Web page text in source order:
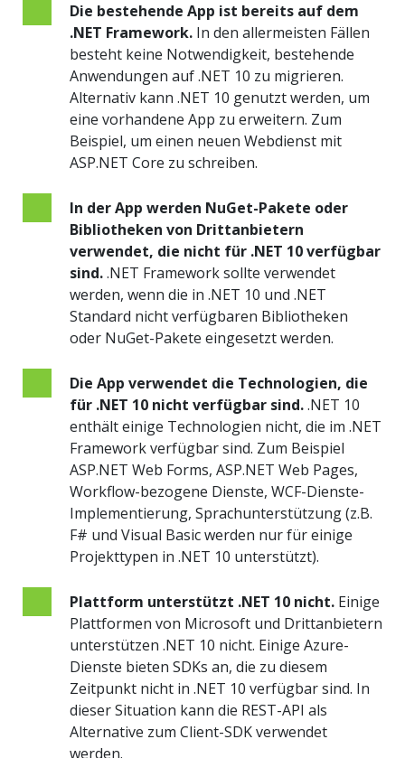
Die bestehende App ist bereits auf dem
.NET Framework. In den allermeisten Fällen
besteht keine Notwendigkeit, bestehende
Anwendungen auf .NET 10 zu migrieren.
Alternativ kann .NET 10 genutzt werden, um
eine vorhandene App zu erweitern. Zum
Beispiel, um einen neuen Webdienst mit
ASP.NET Core zu schreiben.
In der App werden NuGet-Pakete oder
Bibliotheken von Drittanbietern
verwendet, die nicht für .NET 10 verfügbar
sind..NET Framework sollte verwendet
werden, wenn die in .NET 10 und .NET
Standard nicht verfügbaren Bibliotheken
oder NuGet-Pakete eingesetzt werden.
Die App verwendet die Technologien, die
für .NET 10 nicht verfügbar sind..NET 10
enthält einige Technologien nicht, die im .NET
Framework verfügbar sind. Zum Beispiel
ASP.NET Web Forms, ASP.NET Web Pages,
Workflow-bezogene Dienste, WCF-Dienste-
Implementierung, Sprachunterstützung (z.B.
F# und Visual Basic werden nur für einige
Projekttypen in .NET 10 unterstützt).
Plattform unterstützt .NET 10 nicht. Einige
Plattformen von Microsoft und Drittanbietern
unterstützen .NET 10 nicht. Einige Azure-
Dienste bieten SDKs an, die zu diesem
Zeitpunkt nicht in .NET 10 verfügbar sind. In
dieser Situation kann die REST-API als
Alternative zum Client-SDK verwendet
werden.